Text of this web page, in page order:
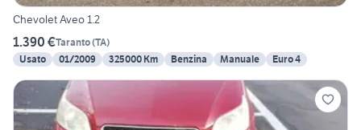
Chevolet Aveo 1.2
1.390 €Taranto(TA)
Usato
01/2009 325000 Km Benzina Manuale Euro 4